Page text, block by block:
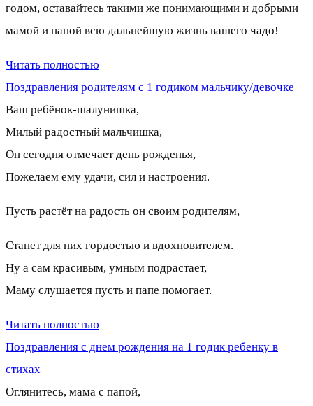
годом, оставайтесь такими же понимающими и добрыми
мамой и папой всю дальнейшую жизнь вашего чадо!
Читать полностью
Поздравления родителям с 1 годиком мальчику/девочке
Ваш ребёнок-шалунишка,
Милый радостный мальчишка,
Он сегодня отмечает день рожденья,
Пожелаем ему удачи, сил и настроения.
Пусть растёт на радость он своим родителям,
Станет для них гордостью и вдохновителем.
Ну а сам красивым, умным подрастает,
Маму слушается пусть и папе помогает.
Читать полностью
Поздравления с днем рождения на 1 годик ребенку в
стихах
Оглянитесь, мама с папой,